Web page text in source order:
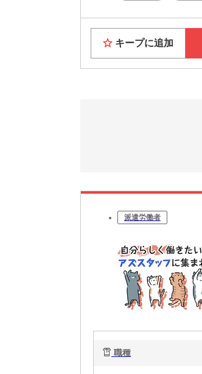
キープに追加
派遣労働者
職種